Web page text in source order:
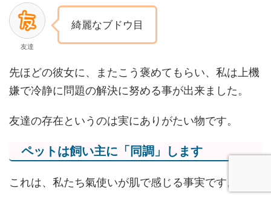
友達
綺麗なブドウ目
先ほどの彼女に、またこう褒めてもらい、私は上機
嫌で冷静に問題の解決に努める事が出来ました。
友達の存在というのは実にありがたい物です。
ペットは飼い主に「同調」します
これは、私たち氣使いが肌で感じる事実です。